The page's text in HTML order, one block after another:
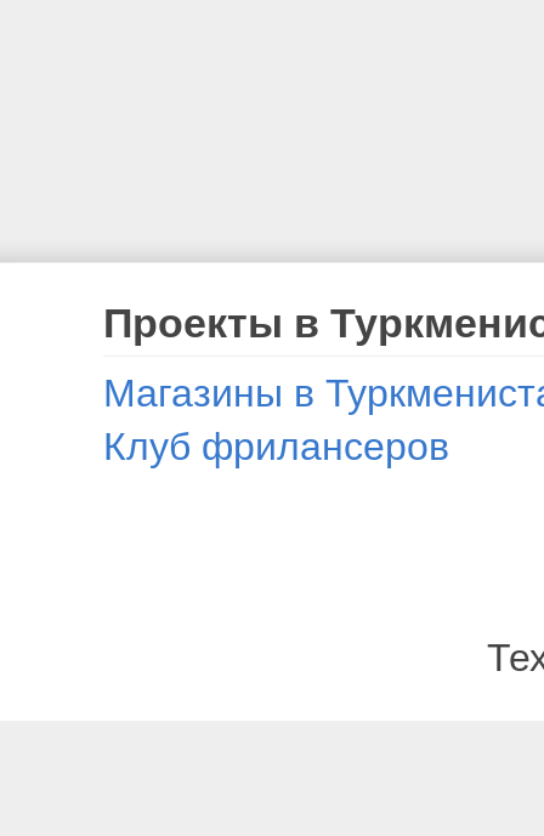
Проекты в
Магазины в
Клуб фрилансеров